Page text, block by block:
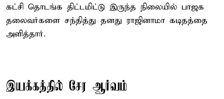
கட்சி தொடங்க திட்டமிட்டு இருந்த நிலையில் பாஜக
தலைவர்களை சந்தித்து தனது ராஜினாமா கடிதத்தை
அளித்தார்.
இயக்கத்தில் சேர ஆர்வம்